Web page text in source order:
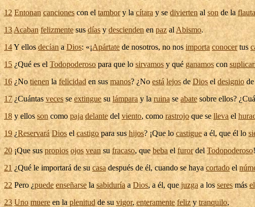
12 Entonan canciones con eltambory lacítaray sediviertenalson de laflauta
13 Acaban felizmente susdíasydesciendenen pazal Abismo.
14Y ellosdecían aDios: «¡Apártatede nosotros, no nosimporta conocertus
15¿Qué es el Todopoderosopara que losirvamosy qué ganamos con
16¿No tienenla felicidad en sus manos? ¿No está lejosdeDios eldesigniode
17 ¿Cuántasvecesseextingue sulámpara y la ruina se abatesobre ellos?
18 y ellossoncomo paja delante delviento, comorastrojoque selleva el
19¿Reservará Dios elcastigopara sushijos? ¡Que locastiguea él, que él lo
20¡Que sus propios ojos vean su fracaso, que beba el furordelTodopoderoso!
21¿Qué le importará de su casadespués de él, cuando se hayacortadoel
22 Pero ¿puede enseñarsela sabiduríaa Dios, a él, quejuzgaa losseres más
23 Uno muereen laplenitud de suvigor,enteramente felizytranquilo,